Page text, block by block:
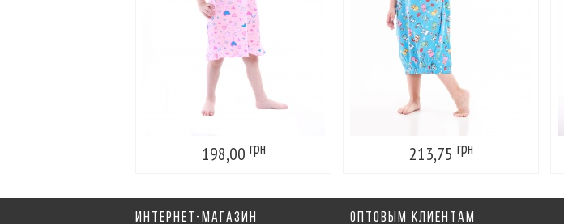
198,00 грн 213,75 грн
ИНТЕРНЕТ-МАГАЗИН ОПТОВЫМ КЛИЕНТАМ